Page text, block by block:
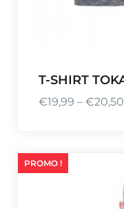
T-SHIRT
€19,99 – €20,50
P
g
PROMO !